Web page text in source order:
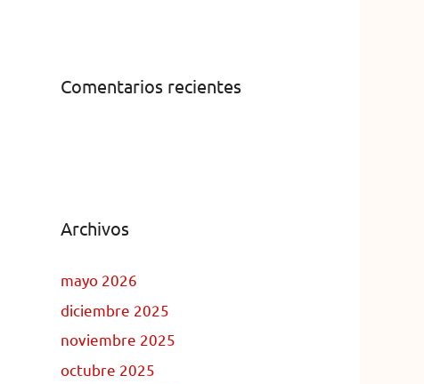
Comentarios recientes
Archivos
mayo 2026
diciembre 2025
noviembre 2025
octubre 2025